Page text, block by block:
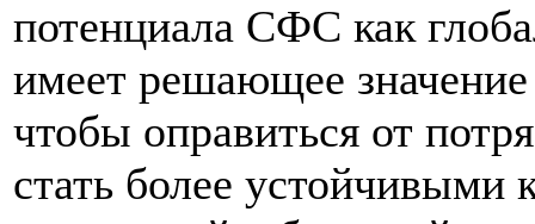
потенциала СФС как
имеет решающее
чтобы оправиться от
стать более